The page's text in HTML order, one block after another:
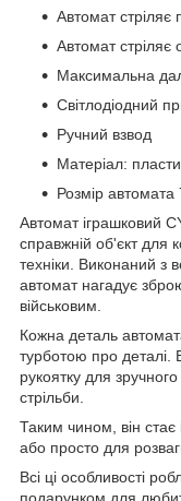
Автомат стріляє
Автомат стріляє
Максимальна
Світлодіодний
Ручний взвод
Матеріал:
Розмір
Автомат іграшковий
справжній об'єкт для
техніки. Виконаний з
автомат нагадує
військовим.
Кожна деталь
турботою про деталі.
рукоятку для
стрільби.
Таким чином, він
або просто для
Всі ці особливості
подарунком для